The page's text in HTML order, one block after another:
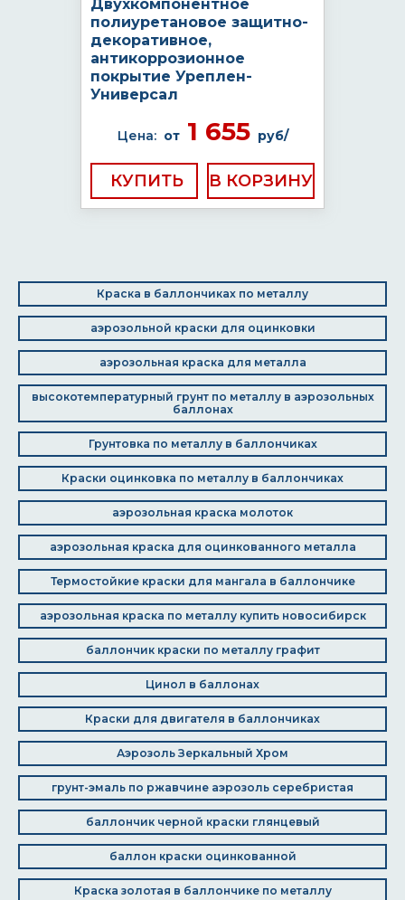
Двухкомпонентное
полиуретановое защитно-
декоративное,
антикоррозионное
покрытие Уреплен-
Универсал
Цена: от1 655 руб/
КУПИТЬ
Краска в баллончиках по металлу
аэрозольной краски для оцинковки
аэрозольная краска для металла
высокотемпературный грунт по металлу в аэрозольных
баллонах
Грунтовка по металлу в баллончиках
Краски оцинковка по металлу в баллончиках
аэрозольная краска молоток
аэрозольная краска для оцинкованного металла
Термостойкие краски для мангала в баллончике
аэрозольная краска по металлу купить новосибирск
баллончик краски по металлу графит
Цинол в баллонах
Краски для двигателя в баллончиках
Аэрозоль Зеркальный Хром
грунт-эмаль по ржавчине аэрозоль серебристая
баллончик черной краски глянцевый
баллон краски оцинкованной
Краска золотая в баллончике по металлу